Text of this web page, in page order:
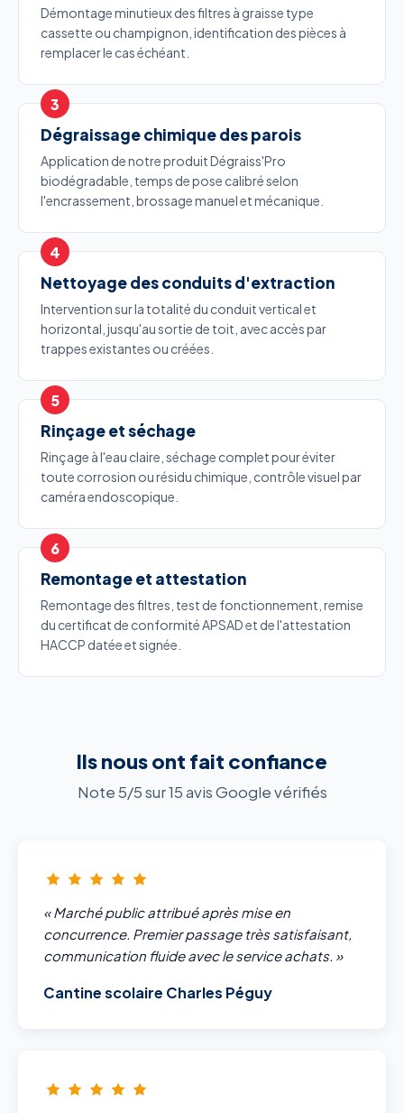
Démontage minutieux des filtres à graisse type
cassette ou champignon, identification des pièces à
remplacer le cas échéant.
Dégraissage chimique des parois
Application de notre produit Dégraiss'Pro
biodégradable, temps de pose calibré selon
l'encrassement, brossage manuel et mécanique.
Nettoyage des conduits d'extraction
Intervention sur la totalité du conduit vertical et
horizontal, jusqu'au sortie de toit, avec accès par
trappes existantes ou créées.
Rinçage et séchage
Rinçage à l'eau claire, séchage complet pour éviter
toute corrosion ou résidu chimique, contrôle visuel par
caméra endoscopique.
Remontage et attestation
Remontage des filtres, test de fonctionnement, remise
du certificat de conformité APSAD et de l'attestation
HACCP datée et signée.
Ils nous ont fait confiance
Note 5/5 sur 15 avis Google vérifiés
« Marché public attribué après mise en
concurrence. Premier passage très satisfaisant,
communication fluide avec le service achats. »
Cantine scolaire Charles Péguy